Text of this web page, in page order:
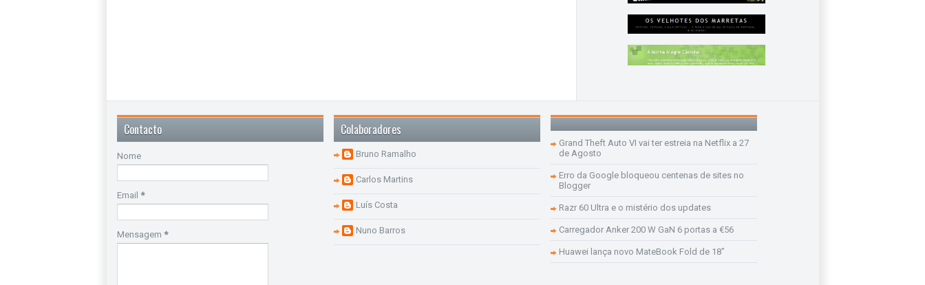
Contacto
Nome
Email *
Mensagem *
Colaboradores
Bruno Ramalho
Carlos Martins
Luís Costa
Nuno Barros
Grand Theft Auto VI vai ter estreia na Netflix a 27
de Agosto
Erro da Google bloqueou centenas de sites no
Blogger
Razr 60 Ultra e o mistério dos updates
Carregador Anker 200 W GaN 6 portas a €56
Huawei lança novo MateBook Fold de 18"